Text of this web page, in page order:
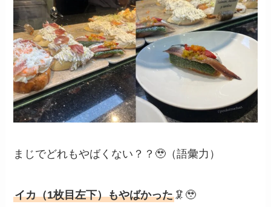
まじでどれもやばくない？？🥹（語彙力）
イカ（1枚目左下）もやばかった 🦑🥹